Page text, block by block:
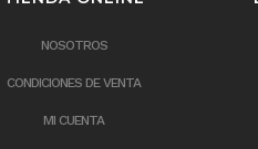
NOSOTROS
CONDICIONES DE VENTA
MI CUENTA